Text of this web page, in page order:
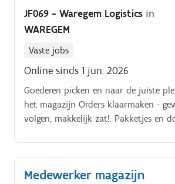
JF069 - Waregem Logistics in
WAREGEM
Vaste jobs
Online sinds 1 jun. 2026
Goederen picken en naar de juiste
het magazijn Orders klaarmaken -
volgen, makkelijk zat!. Pakketjes en
houden - opruimen na het werk
Medewerker magazijn